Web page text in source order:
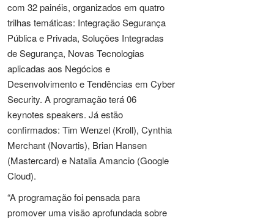
com 32 painéis, organizados em quatro
trilhas temáticas: Integração Segurança
Pública e Privada, Soluções Integradas
de Segurança, Novas Tecnologias
aplicadas aos Negócios e
Desenvolvimento e Tendências em Cyber
Security. A programação terá 06
keynotes speakers. Já estão
confirmados: Tim Wenzel (Kroll), Cynthia
Merchant (Novartis), Brian Hansen
(Mastercard) e Natalia Amancio (Google
Cloud).
“A programação foi pensada para
promover uma visão aprofundada sobre